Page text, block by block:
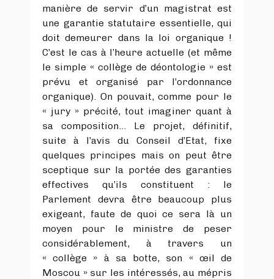
manière de servir d’un magistrat est
une garantie statutaire essentielle, qui
doit demeurer dans la loi organique !
C’est le cas à l’heure actuelle (et même
le simple « collège de déontologie » est
prévu et organisé par l’ordonnance
organique). On pouvait, comme pour le
« jury » précité, tout imaginer quant à
sa composition… Le projet, définitif,
suite à l’avis du Conseil d’Etat, fixe
quelques principes mais on peut être
sceptique sur la portée des garanties
effectives qu’ils constituent : le
Parlement devra être beaucoup plus
exigeant, faute de quoi ce sera là un
moyen pour le ministre de peser
considérablement, à travers un
« collège » à sa botte, son « œil de
Moscou » sur les intéressés, au mépris